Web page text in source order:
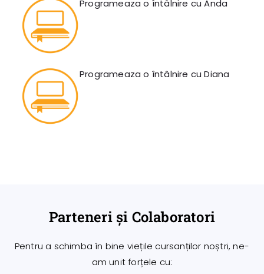
Programeaza o întâlnire cu Anda
Programeaza o întâlnire cu Diana
Parteneri și Colaboratori
Pentru a schimba în bine viețile cursanților noștri, ne-
am unit forțele cu: